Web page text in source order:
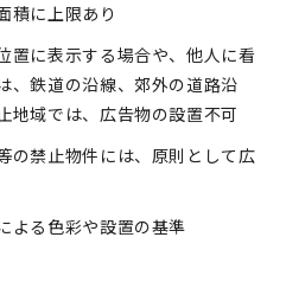
積に上限あり
置に表示する場合や、他人に看
、鉄道の沿線、郊外の道路沿
地域では、広告物の設置不可
の禁止物件には、原則として広
よる色彩や設置の基準